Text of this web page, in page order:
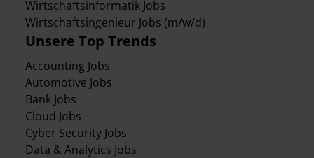
Wirtschaftsinformatik Jobs
Wirtschaftsingenieur Jobs (m/w/d)
Unsere Top Trends
Accounting Jobs
Automotive Jobs
Bank Jobs
Cloud Jobs
Cyber Security Jobs
Data & Analytics Jobs